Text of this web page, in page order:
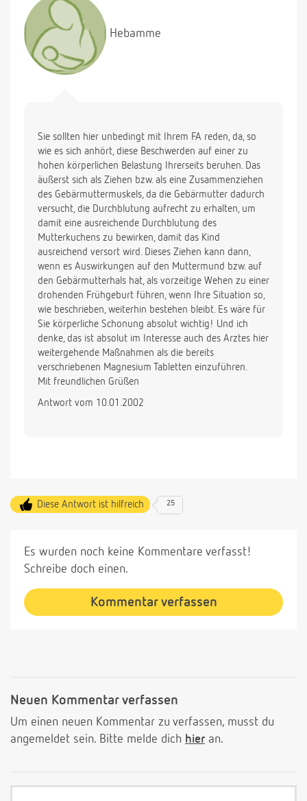
Anstrengung,oder können sich die Schmerzen auch
als Wehen entwickeln? Ich bin sehr verunsichert ,da
ich diese Schmerzen nun tgl.habe trotz MG-Tbl.
Hebamme
Sie sollten hier unbedingt mit Ihrem FA reden, da, so
wie es sich anhört, diese Beschwerden auf einer zu
hohen körperlichen Belastung Ihrerseits beruhen. Das
äußerst sich als Ziehen bzw. als eine Zusammenziehen
des Gebärmuttermuskels, da die Gebärmutter dadurch
versucht, die Durchblutung aufrecht zu erhalten, um
damit eine ausreichende Durchblutung des
Mutterkuchens zu bewirken, damit das Kind
ausreichend versort wird. Dieses Ziehen kann dann,
wenn es Auswirkungen auf den Muttermund bzw. auf
den Gebärmutterhals hat, als vorzeitige Wehen zu einer
drohenden Frühgeburt führen, wenn Ihre Situation so,
wie beschrieben, weiterhin bestehen bleibt. Es wäre für
Sie körperliche Schonung absolut wichtig! Und ich
denke, das ist absolut im Interesse auch des Arztes hier
weitergehende Maßnahmen als die bereits
verschriebenen Magnesium Tabletten einzuführen.
Mit freundlichen Grüßen
Antwort vom 10.01.2002
Diese Antwort ist hilfreich 25
Es wurden noch keine Kommentare verfasst!
Schreibe doch einen.
Kommentar verfassen
Neuen Kommentar verfassen
Um einen neuen Kommentar zu verfassen, musst du
angemeldet sein. Bitte melde dich hier an.